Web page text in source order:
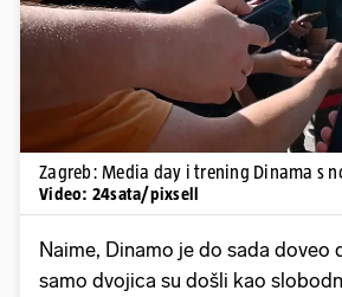
Zagreb: Media day i trening Dinama s
Video: 24sata/pixsell
Naime, Dinamo je do sada doveo
samo dvojica su došli kao